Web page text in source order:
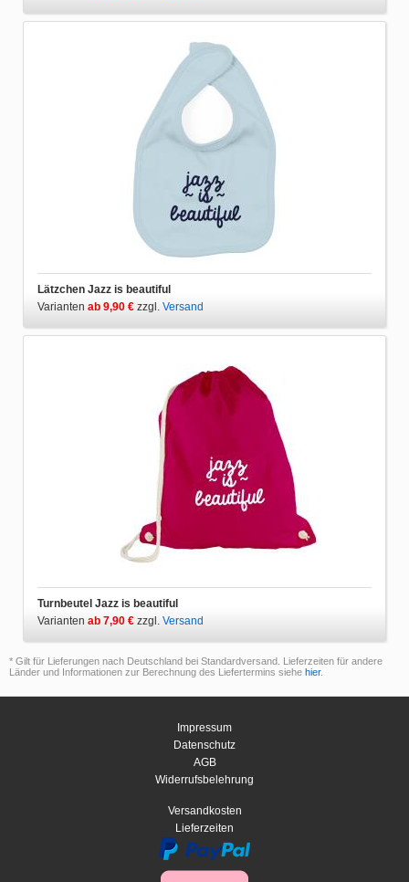
Lätzchen Jazz is beautiful
Varianten ab 9,90 € zzgl. Versand
Turnbeutel Jazz is beautiful
Varianten ab 7,90 € zzgl. Versand
* Gilt für Lieferungen nach Deutschland bei Standardversand. Lieferzeiten für andere
Länder und Informationen zur Berechnung des Liefertermins siehe hier.
Impressum
Datenschutz
AGB
Widerrufsbelehrung
Versandkosten
Lieferzeiten